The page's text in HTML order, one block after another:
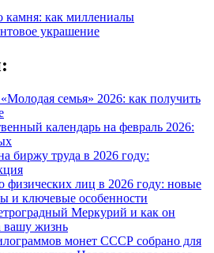
камня: как миллениалы
украшение
семья» 2026: как получить
календарь на февраль 2026:
биржу труда в 2026 году:
физических лиц в 2026 году: новые
и ключевые особенности
Меркурий и как он
вашу жизнь
монет СССР собрано для